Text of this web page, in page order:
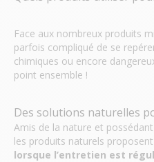
Face aux nombreux produits
parfois compliqué de se
chimiques ou encore
point ensemble !
Des solutions naturelles
Amis de la nature et
les produits naturels
lorsque l’entretien est